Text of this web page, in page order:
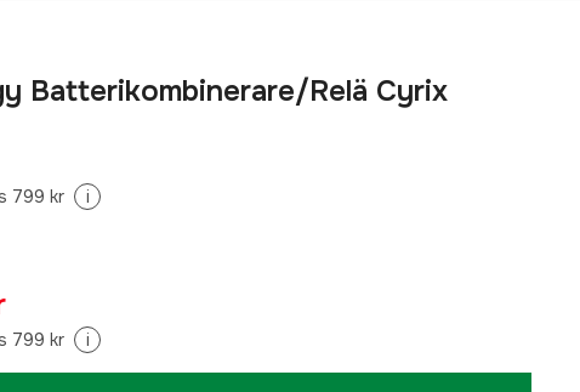
Batterikombinerare/Relä Cyrix
799 kr i
799 kr i